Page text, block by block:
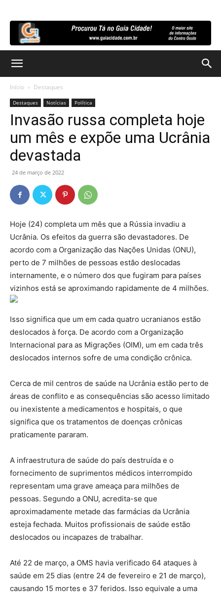
Início Destaques
Destaques Notícias Política
Invasão russa completa hoje
um mês e expõe uma Ucrânia
devastada
24 de março de 2022
Hoje (24) completa um mês que a Rússia invadiu a
Ucrânia. Os efeitos da guerra são devastadores. De
acordo com a Organização das Nações Unidas (ONU),
perto de 7 milhões de pessoas estão deslocadas
internamente, e o número dos que fugiram para países
vizinhos está se aproximando rapidamente de 4 milhões.
Isso significa que um em cada quatro ucranianos estão
deslocados à força. De acordo com a Organização
Internacional para as Migrações (OIM), um em cada três
deslocados internos sofre de uma condição crônica.
Cerca de mil centros de saúde na Ucrânia estão perto de
áreas de conflito e as consequências são acesso limitado
ou inexistente a medicamentos e hospitais, o que
significa que os tratamentos de doenças crônicas
praticamente pararam.
A infraestrutura de saúde do país destruída e o
fornecimento de suprimentos médicos interrompido
representam uma grave ameaça para milhões de
pessoas. Segundo a ONU, acredita-se que
aproximadamente metade das farmácias da Ucrânia
esteja fechada. Muitos profissionais de saúde estão
deslocados ou incapazes de trabalhar.
Até 22 de março, a OMS havia verificado 64 ataques à
saúde em 25 dias (entre 24 de fevereiro e 21 de março),
causando 15 mortes e 37 feridos. Isso equivale a uma